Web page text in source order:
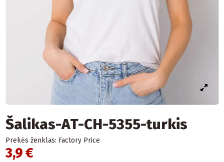
Šalikas-AT-CH-5355-turkis
Prekės ženklas: Factory Price
3,9 €